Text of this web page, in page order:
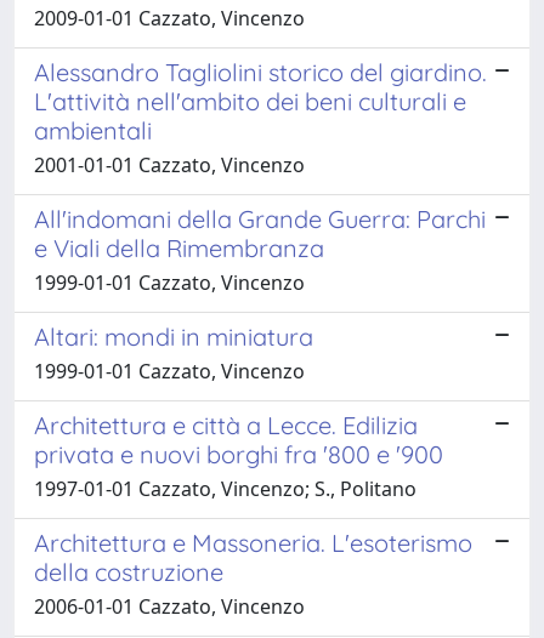
2009-01-01 Cazzato, Vincenzo
Alessandro Tagliolini storico del giardino.
L'attività nell'ambito dei beni culturali e
ambientali
2001-01-01 Cazzato, Vincenzo
All'indomani della Grande Guerra: Parchi
e Viali della Rimembranza
1999-01-01 Cazzato, Vincenzo
Altari: mondi in miniatura
1999-01-01 Cazzato, Vincenzo
Architettura e città a Lecce. Edilizia
privata e nuovi borghi fra '800 e '900
1997-01-01 Cazzato, Vincenzo; S., Politano
Architettura e Massoneria. L'esoterismo
della costruzione
2006-01-01 Cazzato, Vincenzo